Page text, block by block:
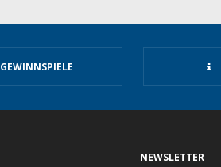
GEWINNSPIELE
NEWSLETTER